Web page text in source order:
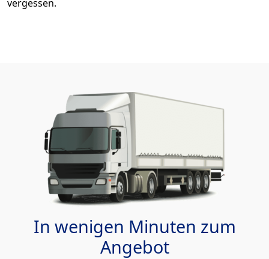
vergessen.
In wenigen Minuten zum
Angebot